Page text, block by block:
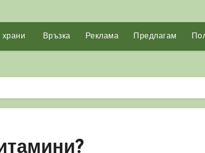
храни Връзка Реклама Предлагам